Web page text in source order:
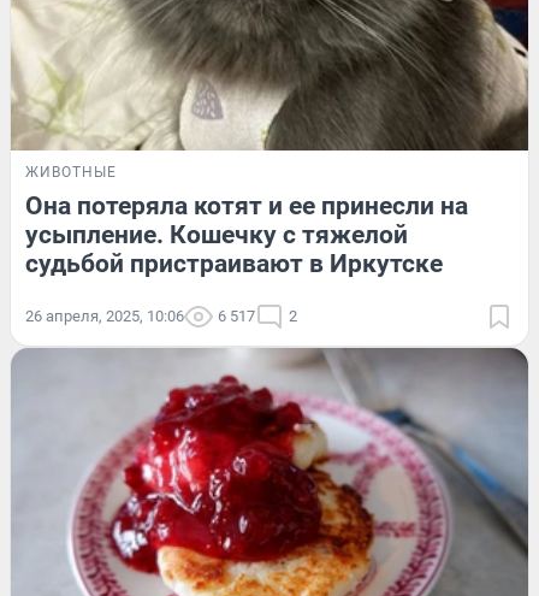
ЖИВОТНЫЕ
Она потеряла котят и ее принесли на
усыпление. Кошечку с тяжелой
судьбой пристраивают в Иркутске
26 апреля, 2025, 10:06 6 517 2